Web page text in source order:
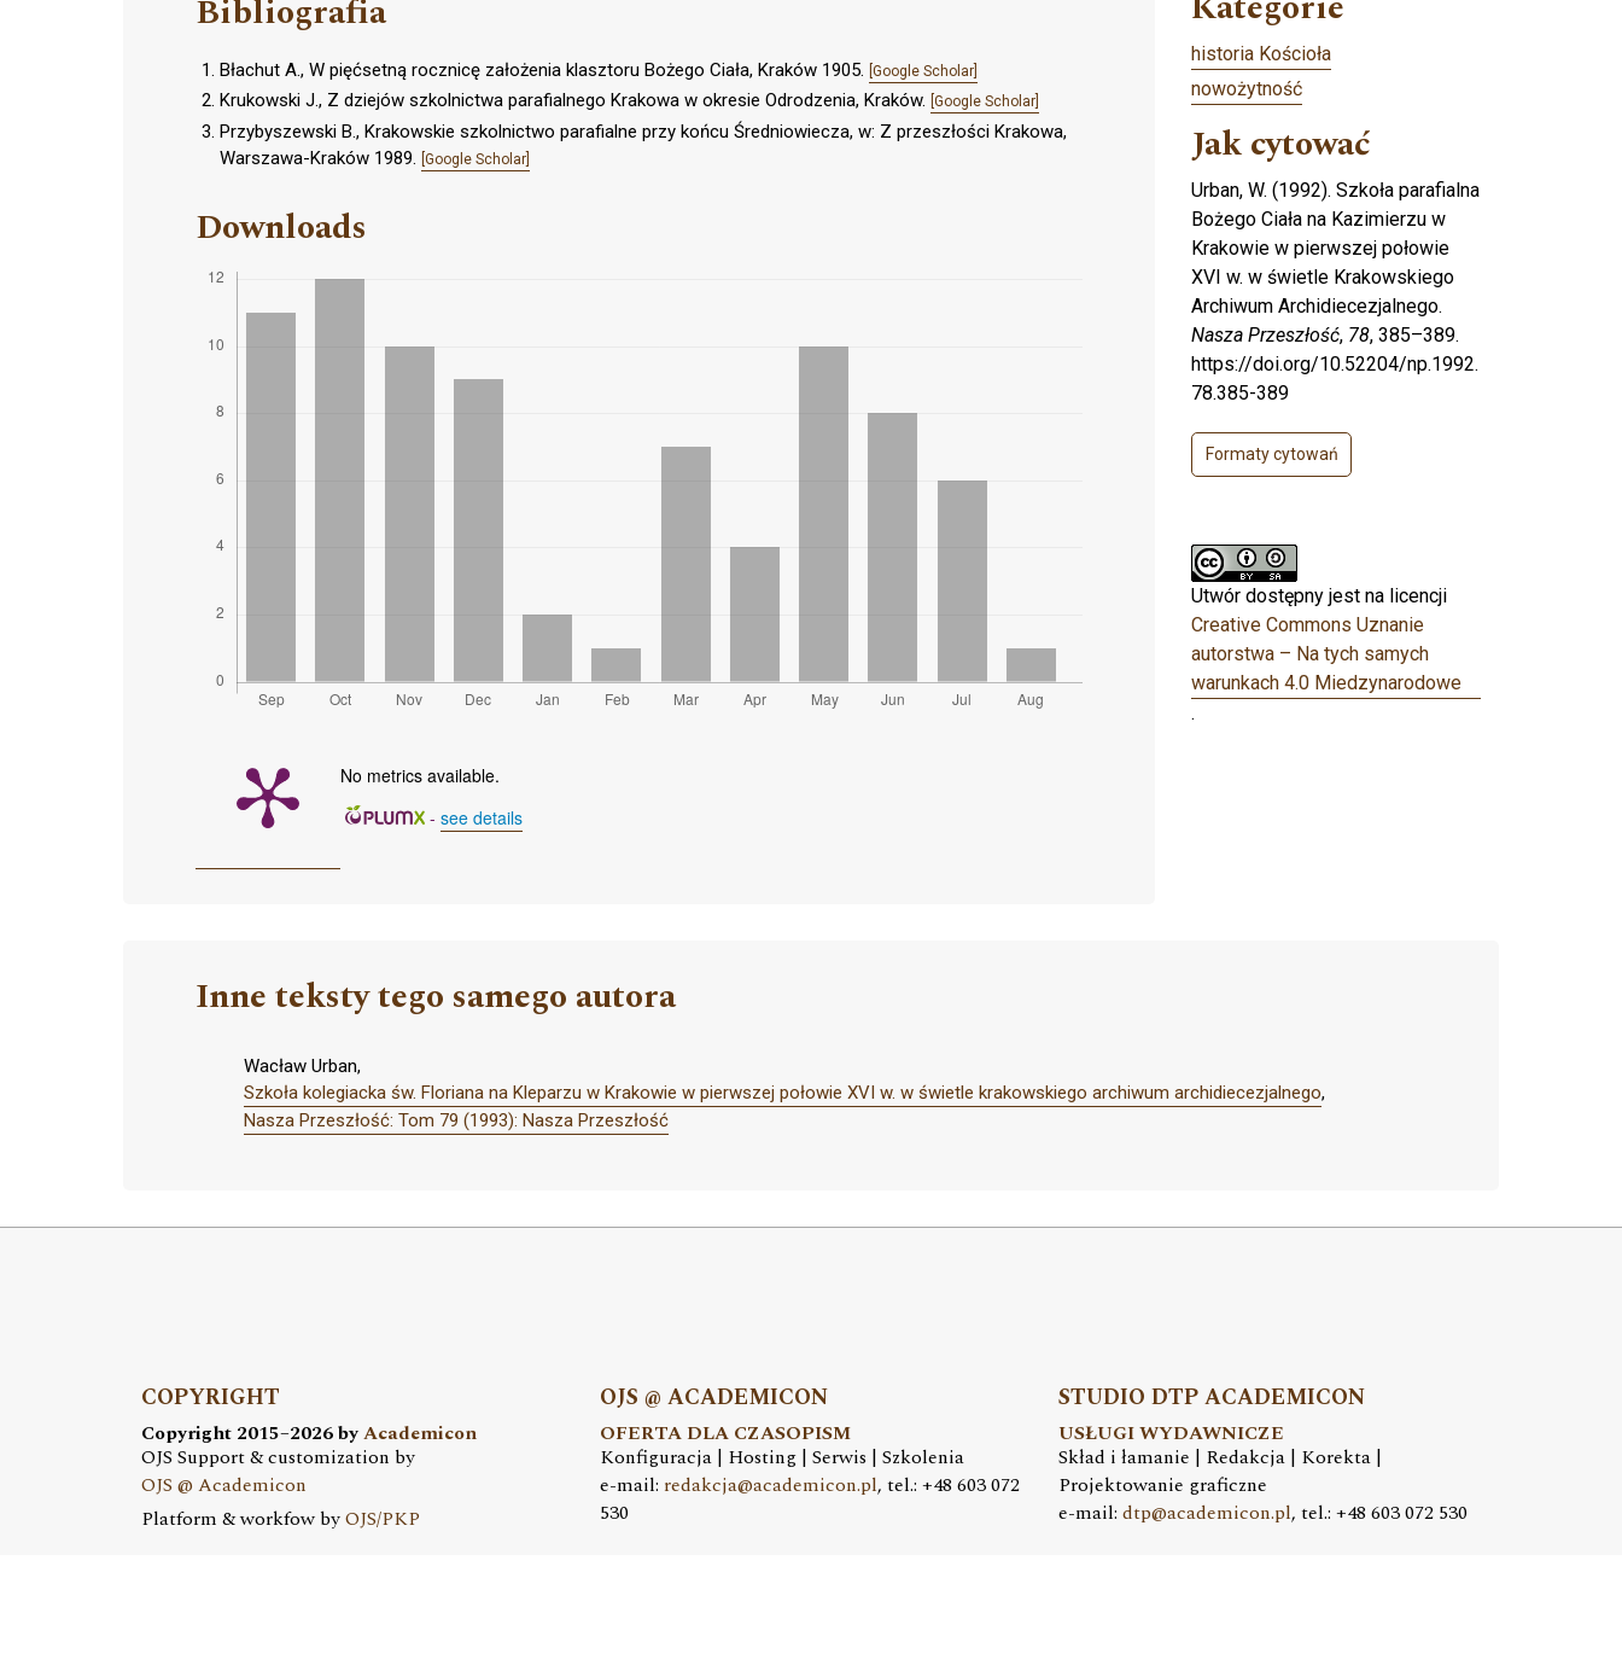
Bibliografia
Błachut A., W pięćsetną rocznicę założenia klasztoru Bożego Ciała, Kraków 1905. [Google Scholar]
Krukowski J., Z dziejów szkolnictwa parafialnego Krakowa w okresie Odrodzenia, Kraków. [Google Scholar]
Przybyszewski B., Krakowskie szkolnictwo parafialne przy końcu Średniowiecza, w: Z przeszłości Krakowa,
Warszawa-Kraków 1989. [Google Scholar]
Downloads
No metrics available.
- see details
historia Kościoła
nowożytność
Jak cytować
Urban, W. (1992). Szkoła parafialna
Bożego Ciała na Kazimierzu w
Krakowie w pierwszej połowie
XVI w. w świetle Krakowskiego
Archiwum Archidiecezjalnego.
Nasza Przeszłość, 78, 385–389.
https://doi.org/10.52204/np.1992.
78.385-389
Formaty cytowań
Utwór dostępny jest na licencji
Creative Commons Uznanie
autorstwa – Na tych samych
warunkach 4.0 Miedzynarodowe
.
Inne teksty tego samego autora
Wacław Urban,
Szkoła kolegiacka św. Floriana na Kleparzu w Krakowie w pierwszej połowie XVI w. w świetle krakowskiego archiwum archidiecezjalnego,
Nasza Przeszłość: Tom 79 (1993): Nasza Przeszłość
COPYRIGHT
Copyright 2015–2026 byAcademicon
OJS Support & customization by
OJS @ Academicon
Platform & workfow byOJS/PKP
OJS @ ACADEMICON
OFERTA DLA CZASOPISM
Konfiguracja | Hosting | Serwis | Szkolenia
e-mail: redakcja@academicon.pl, tel.: +48 603 072
530
STUDIO DTP ACADEMICON
USŁUGI WYDAWNICZE
Skład i łamanie | Redakcja | Korekta |
Projektowanie graficzne
e-mail: dtp@academicon.pl, tel.: +48 603 072 530